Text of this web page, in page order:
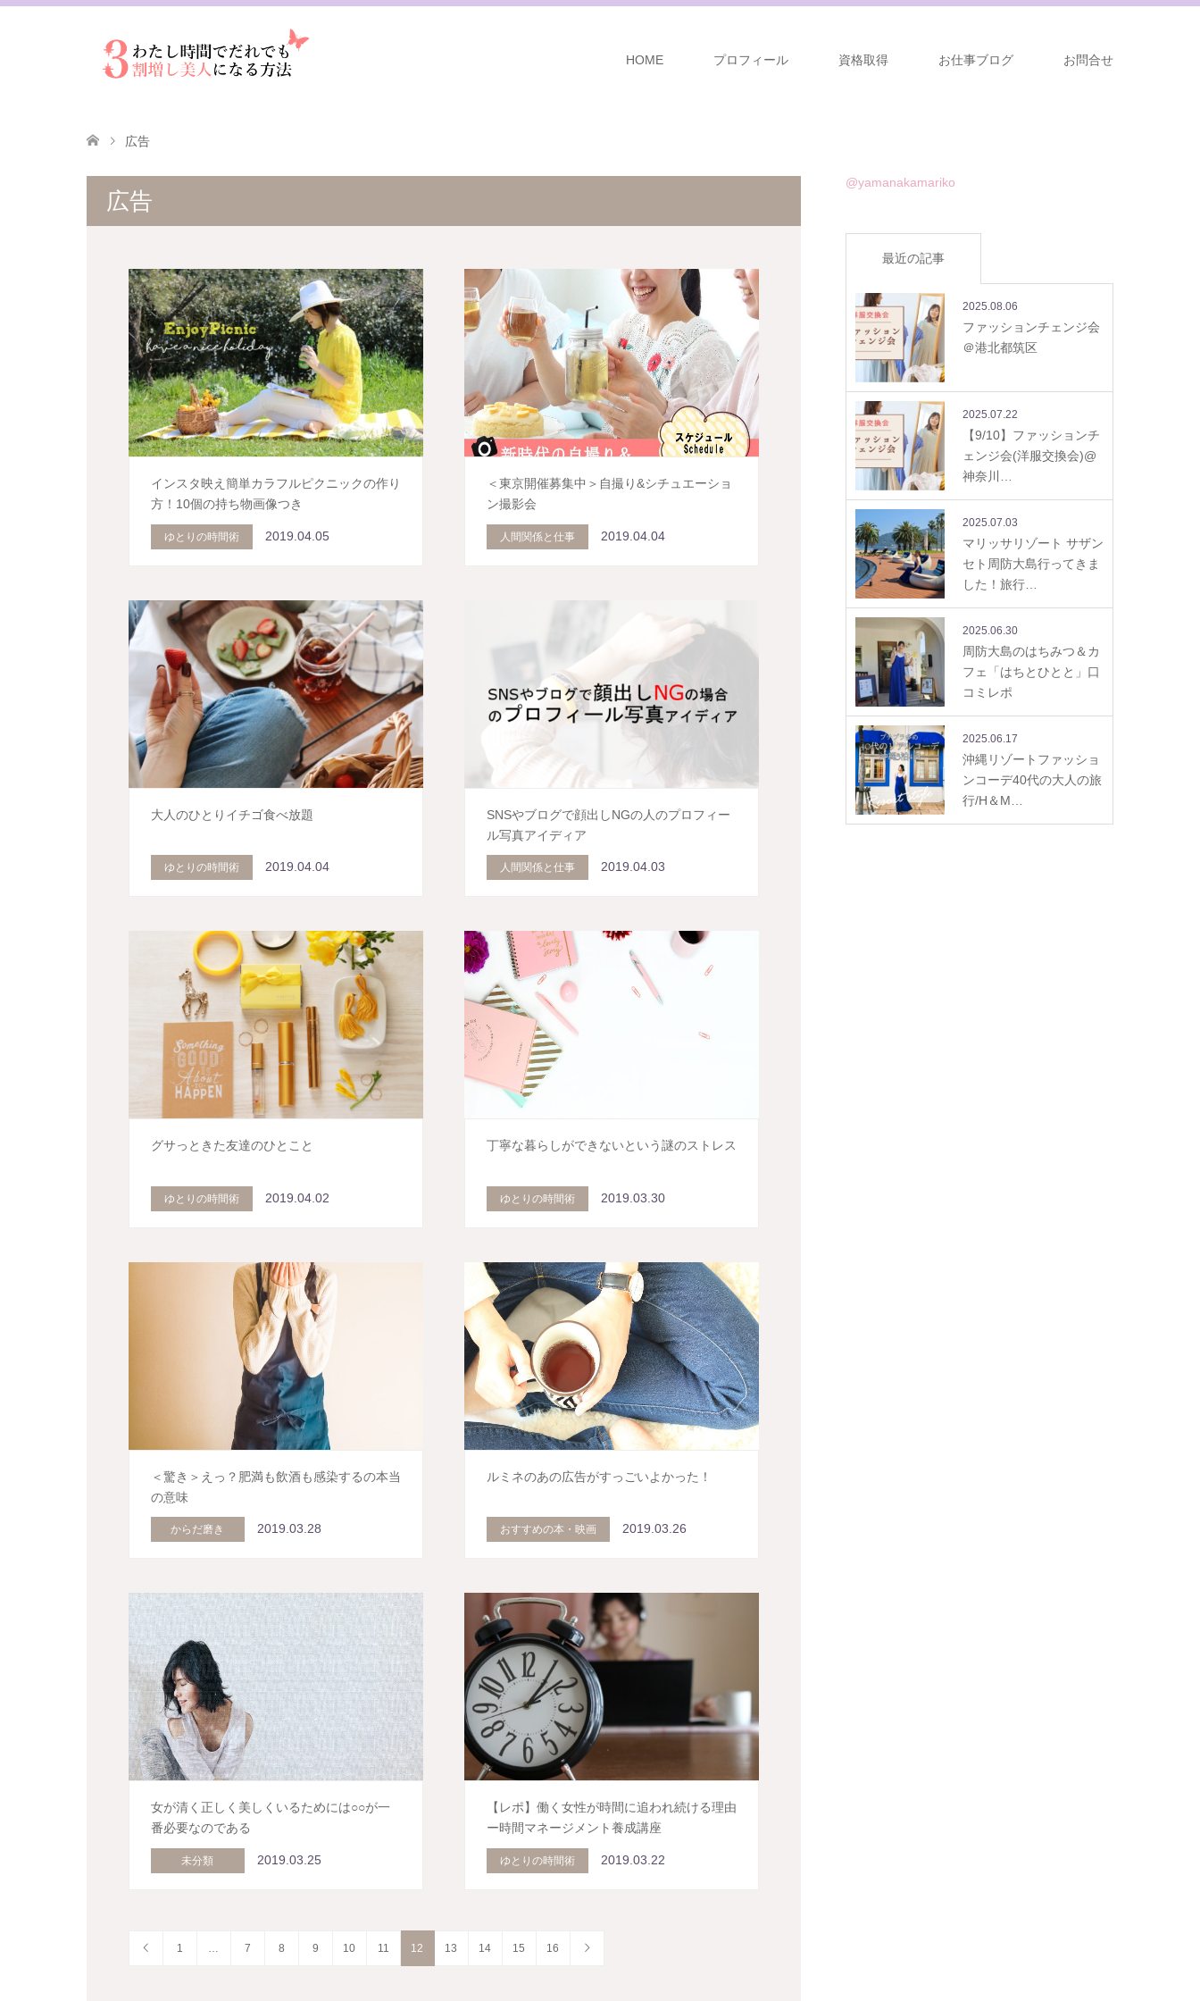
HOME プロフィール 資格取得 お仕事ブログ お問合せ
広告
広告
インスタ映え簡単カラフルピクニックの作り
方！10個の持ち物画像つき
ゆとりの時間術 2019.04.05
＜東京開催募集中＞自撮り&シチュエーショ
ン撮影会
人間関係と仕事 2019.04.04
大人のひとりイチゴ食べ放題
ゆとりの時間術 2019.04.04
SNSやブログで顔出しNGの人のプロフィー
ル写真アイディア
人間関係と仕事 2019.04.03
グサっときた友達のひとこと
ゆとりの時間術 2019.04.02
丁寧な暮らしができないという謎のストレス
ゆとりの時間術 2019.03.30
＜驚き＞えっ？肥満も飲酒も感染するの本当
の意味
からだ磨き 2019.03.28
ルミネのあの広告がすっごいよかった！
おすすめの本・映画 2019.03.26
女が清く正しく美しくいるためには○○が一
番必要なのである
未分類 2019.03.25
【レポ】働く女性が時間に追われ続ける理由
ー時間マネージメント養成講座
ゆとりの時間術 2019.03.22
1 … 7 8 9 10 11 12 13 14 15 16
@yamanakamariko
最近の記事
2025.08.06
ファッションチェンジ会
＠港北都筑区
2025.07.22
【9/10】ファッションチ
ェンジ会(洋服交換会)@
神奈川…
2025.07.03
マリッサリゾート サザン
セト周防大島行ってきま
した！旅行…
2025.06.30
周防大島のはちみつ＆カ
フェ「はちとひとと」口
コミレポ
2025.06.17
沖縄リゾートファッショ
ンコーデ40代の大人の旅
行/H＆M…